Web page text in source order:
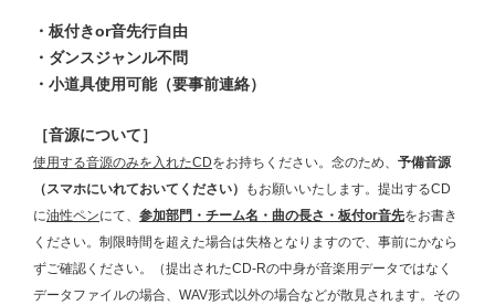
・板付きor音先行自由
・ダンスジャンル不問
・小道具使用可能（要事前連絡）
［音源について］
使用する音源のみを入れたCDをお持ちください。念のため、 予備音源
（スマホにいれておいてください）
もお願いいたします。提出するCD
に油性ペンにて、 参加部門・チーム名・曲の長さ・板付or音先をお書き
ください。制限時間を超えた場合は失格となりますので、事前にかなら
ずご確認ください。（提出されたCD-Rの中身が音楽用データではなく
データファイルの場合、WAV形式以外の場合などが散見されます。その